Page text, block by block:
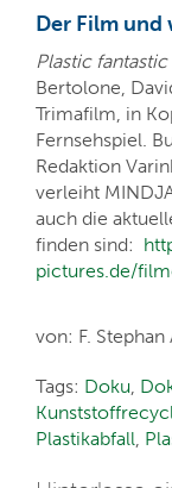
Der Film und
Plastic fantastic
Bertolone,
Trimafilm, in
Fernsehspiel.
Redaktion
verleiht
auch die
finden sind:
pictures.de/
von: F. Stephan
Tags: Doku,
Plastikabfall,